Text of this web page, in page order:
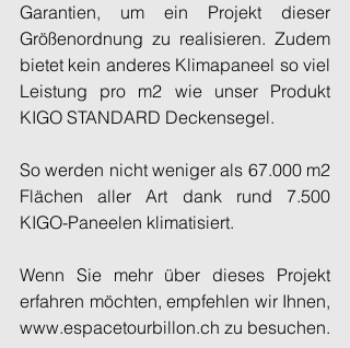
Garantien, um ein Projekt dieser
Größenordnung zu realisieren. Zudem
bietet kein anderes Klimapaneel so viel
Leistung pro m2 wie unser Produkt
KIGO STANDARD Deckensegel.
So werden nicht weniger als 67.000 m2
Flächen aller Art dank rund 7.500
KIGO-Paneelen klimatisiert.
Wenn Sie mehr über dieses Projekt
erfahren möchten, empfehlen wir Ihnen,
www.espacetourbillon.ch zu besuchen.